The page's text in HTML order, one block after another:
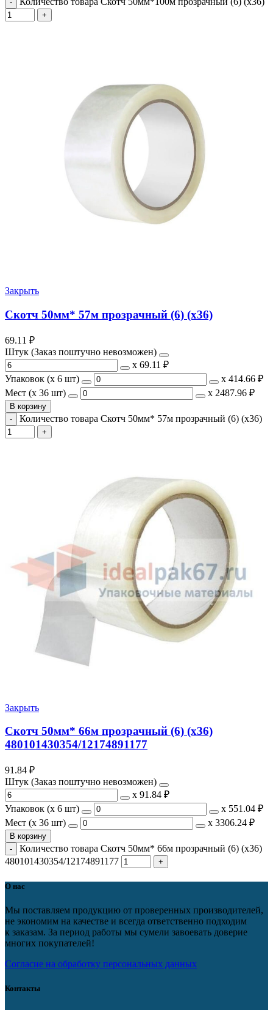
Закрыть
Скотч 50мм* 57м прозрачный (6) (х36)
69.11 ₽
Штук (Заказ поштучно невозможен)
х 69.11 ₽
Упаковок (x 6 шт)
х 414.66 ₽
Мест (x 36 шт)
х 2487.96 ₽
В корзину
Количество товара Скотч 50мм* 57м прозрачный (6) (х36)
Закрыть
Скотч 50мм* 66м прозрачный (6) (х36)
480101430354/12174891177
91.84 ₽
Штук (Заказ поштучно невозможен)
х 91.84 ₽
Упаковок (x 6 шт)
х 551.04 ₽
Мест (x 36 шт)
х 3306.24 ₽
В корзину
Количество товара Скотч 50мм* 66м прозрачный (6) (х36)
480101430354/12174891177
О нас
Мы поставляем продукцию от проверенных производителей,
не экономим на качестве и всегда ответственно подходим
к заказам. За период работы мы сумели завоевать доверие
многих покупателей!
Согласие на обработку персональных данных
Контакты